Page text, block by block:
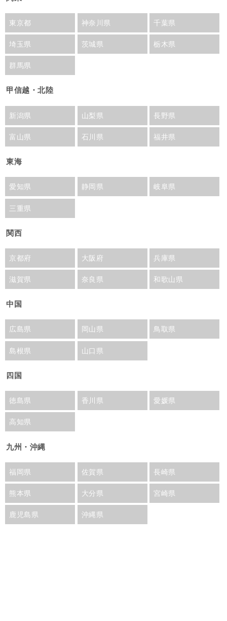
東京都 神奈川県 千葉県
埼玉県 茨城県 栃木県
群馬県
甲信越・北陸
新潟県 山梨県 長野県
富山県 石川県 福井県
東海
愛知県 静岡県 岐阜県
三重県
関西
京都府 大阪府 兵庫県
滋賀県 奈良県 和歌山県
中国
広島県 岡山県 鳥取県
島根県 山口県
四国
徳島県 香川県 愛媛県
高知県
九州・沖縄
福岡県 佐賀県 長崎県
熊本県 大分県 宮崎県
鹿児島県 沖縄県